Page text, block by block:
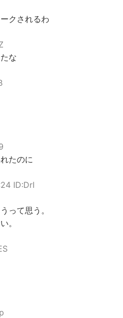
クされるわ
な
たのに
ID:DrI
って思う。
。